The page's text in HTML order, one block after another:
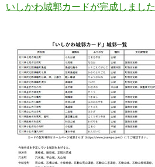
いしかわ城郭カードが完成しました